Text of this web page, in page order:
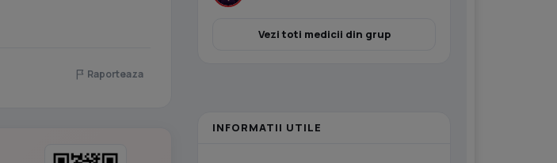
Raporteaza
Vezi toti medicii din grup
INFORMATII UTILE